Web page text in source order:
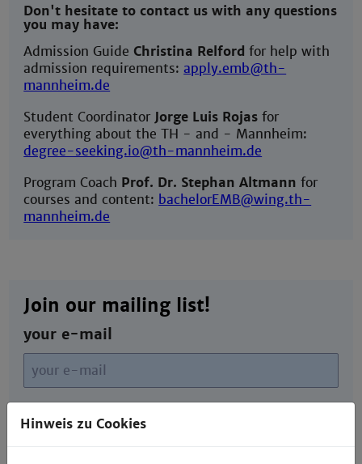
Don't hesitate to contact us with any questions
you may have:
Admission Guide Christina Relford for help with
admission requirements:apply.emb@th-
mannheim.de
Student Coordinator Jorge Luis Rojas for
everything about the TH - and - Mannheim:
degree-seeking.io@th-mannheim.de
Program Coach Prof. Dr. Stephan Altmann for
courses and content: bachelorEMB@wing.th-
mannheim.de
Join our mailing list!
your e-mail
your e-mail
Hinweis zu Cookies